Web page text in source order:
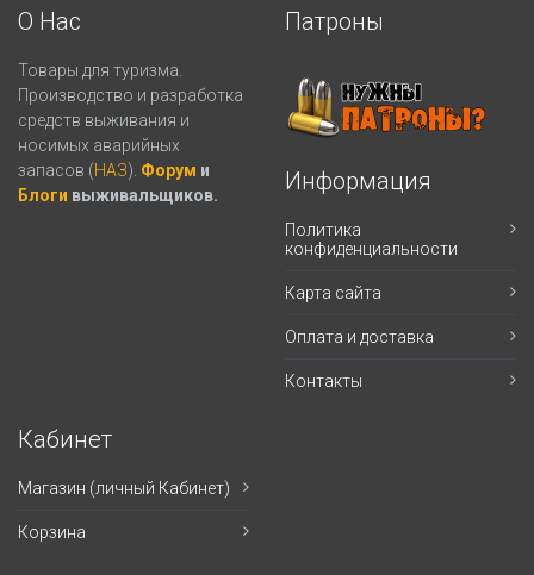
О Нас
Товары для туризма.
Производство и разработка
средств выживания и
носимых аварийных
запасов (НАЗ). Форум и
Блоги выживальщиков.
Патроны
Информация
Политика
конфиденциальности
Карта сайта
Оплата и доставка
Контакты
Кабинет
Магазин (личный Кабинет)
Корзина